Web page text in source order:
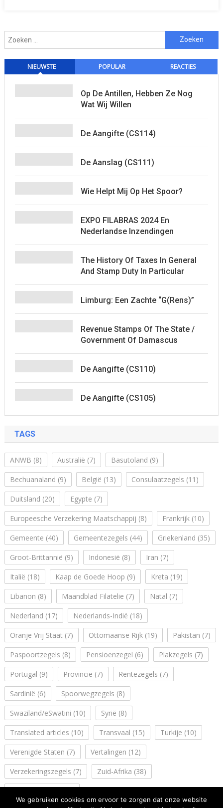
Zoeken
naar:
NIEUWSTE POPULAR REACTIES
Op De Antillen, Hebben Ze Nog
Wat Wij Willen
De Aangifte (CS114)
De Aanslag (CS111)
Wie Helpt Mij Op Het Spoor?
EXPO FILABRAS 2024 En
Nederlandse Inzendingen
The History Of Taxes In General
And Stamp Duty In Particular
Limburg: Een Zachte “G(rens)”
Revenue Stamps Of The State /
Government Of Damascus
De Aangifte (CS110)
De Aangifte (CS105)
TAGS
ANWB (8) Australië (7) Basutoland (9)
Bechuanaland (9) België (13) Consulaatzegels (11)
Duitsland (20) Egypte (7)
Europeesche Verzekering Maatschappij (8) Frankrijk(10)
Gemeente (40) Gemeentezegels (44) Griekenland (35)
Groot-Brittannië (9) Indonesië (8) Iran (7)
Italië (18) Kaap de Goede Hoop (9) Kreta (19)
Libanon (8) Maandblad Filatelie (7) Natal (7)
Nederland (17) Nederlands-Indië (18)
Oranje Vrij Staat (7) Ottomaanse Rijk(19) Pakistan (7)
Paspoortzegels (8) Pensioenzegel (6) Plakzegels (7)
Portugal (9) Provincie (7) Rentezegels (7)
Sardinië (6) Spoorwegzegels (8)
Swaziland/eSwatini (10) Syrië (8)
Translated articles (10) Transvaal (15) Turkije (10)
Verenigde Staten (7) Vertalingen (12)
Verzekeringszegels (7) Zuid-Afrika (38)
We gebruiken cookies om ervoor te zorgen dat onze website